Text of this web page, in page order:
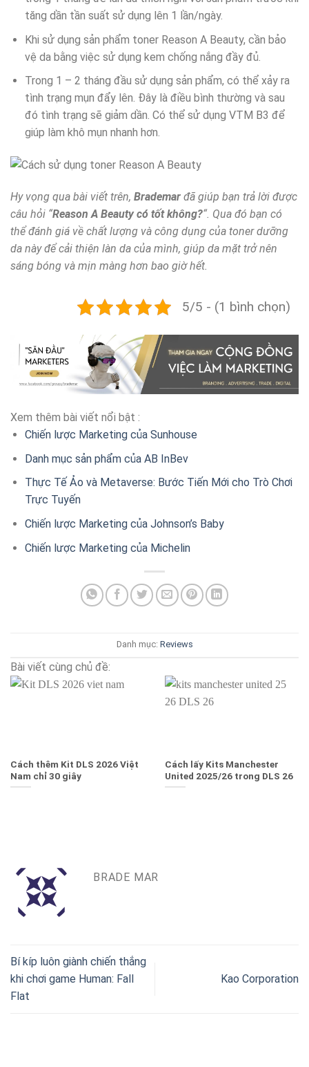
tăng dần tần suất sử dụng lên 1 lần/ngày.
Khi sử dụng sản phẩm toner Reason A Beauty, cần bảo
vệ da bằng việc sử dụng kem chống nắng đầy đủ.
Trong 1 – 2 tháng đầu sử dụng sản phẩm, có thể xảy ra
tình trạng mụn đẩy lên. Đây là điều bình thường và sau
đó tình trạng sẽ giảm dần. Có thể sử dụng VTM B3 để
giúp làm khô mụn nhanh hơn.
Hy vọng qua bài viết trên, Brademar đã giúp bạn trả lời được
câu hỏi “Reason A Beauty có tốt không?“. Qua đó bạn có
thể đánh giá về chất lượng và công dụng của toner dưỡng
da này để cải thiện làn da của mình, giúp da mặt trở nên
sáng bóng và mịn màng hơn bao giờ hết.
5/5 - (1 bình chọn)
Xem thêm bài viết nổi bật :
Chiến lược Marketing của Sunhouse
Danh mục sản phẩm của AB InBev
Thực Tế Ảo và Metaverse: Bước Tiến Mới cho Trò Chơi
Trực Tuyến
Chiến lược Marketing của Johnson’s Baby
Chiến lược Marketing của Michelin
Danh mục: Reviews
Bài viết cùng chủ đề:
Cách thêm Kit DLS 2026 Việt
Nam chỉ 30 giây
Cách lấy Kits Manchester
United 2025/26 trong DLS 26
BRADE MAR
Bí kíp luôn giành chiến thắng
khi chơi game Human: Fall
Flat
Kao Corporation